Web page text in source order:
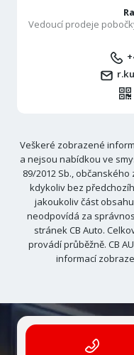
Vedoucí prodeje
Veškeré zobrazené
a nejsou nabídkou ve
89/2012 Sb.,
kdykoliv bez
jakoukoliv část obsahu
neodpovídá za
stránek CB Auto.
provádí průběžně. CB
informací